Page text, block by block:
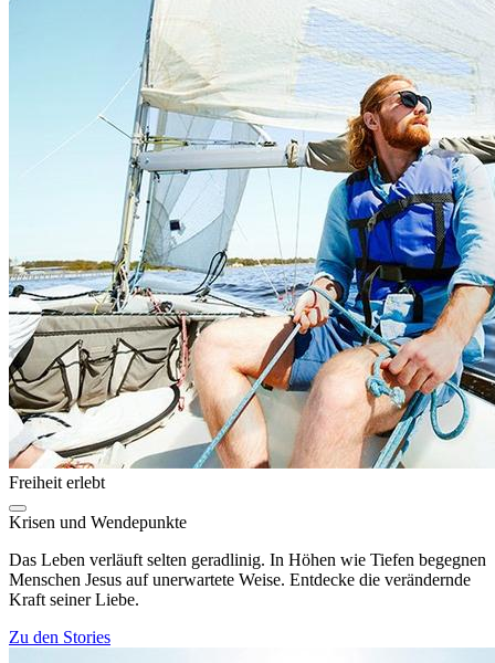
Freiheit erlebt
Krisen und Wendepunkte
Das Leben verläuft selten geradlinig. In Höhen wie Tiefen begegnen
Menschen Jesus auf unerwartete Weise. Entdecke die verändernde
Kraft seiner Liebe.
Zu den Stories